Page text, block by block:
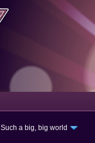
Such a big, big world